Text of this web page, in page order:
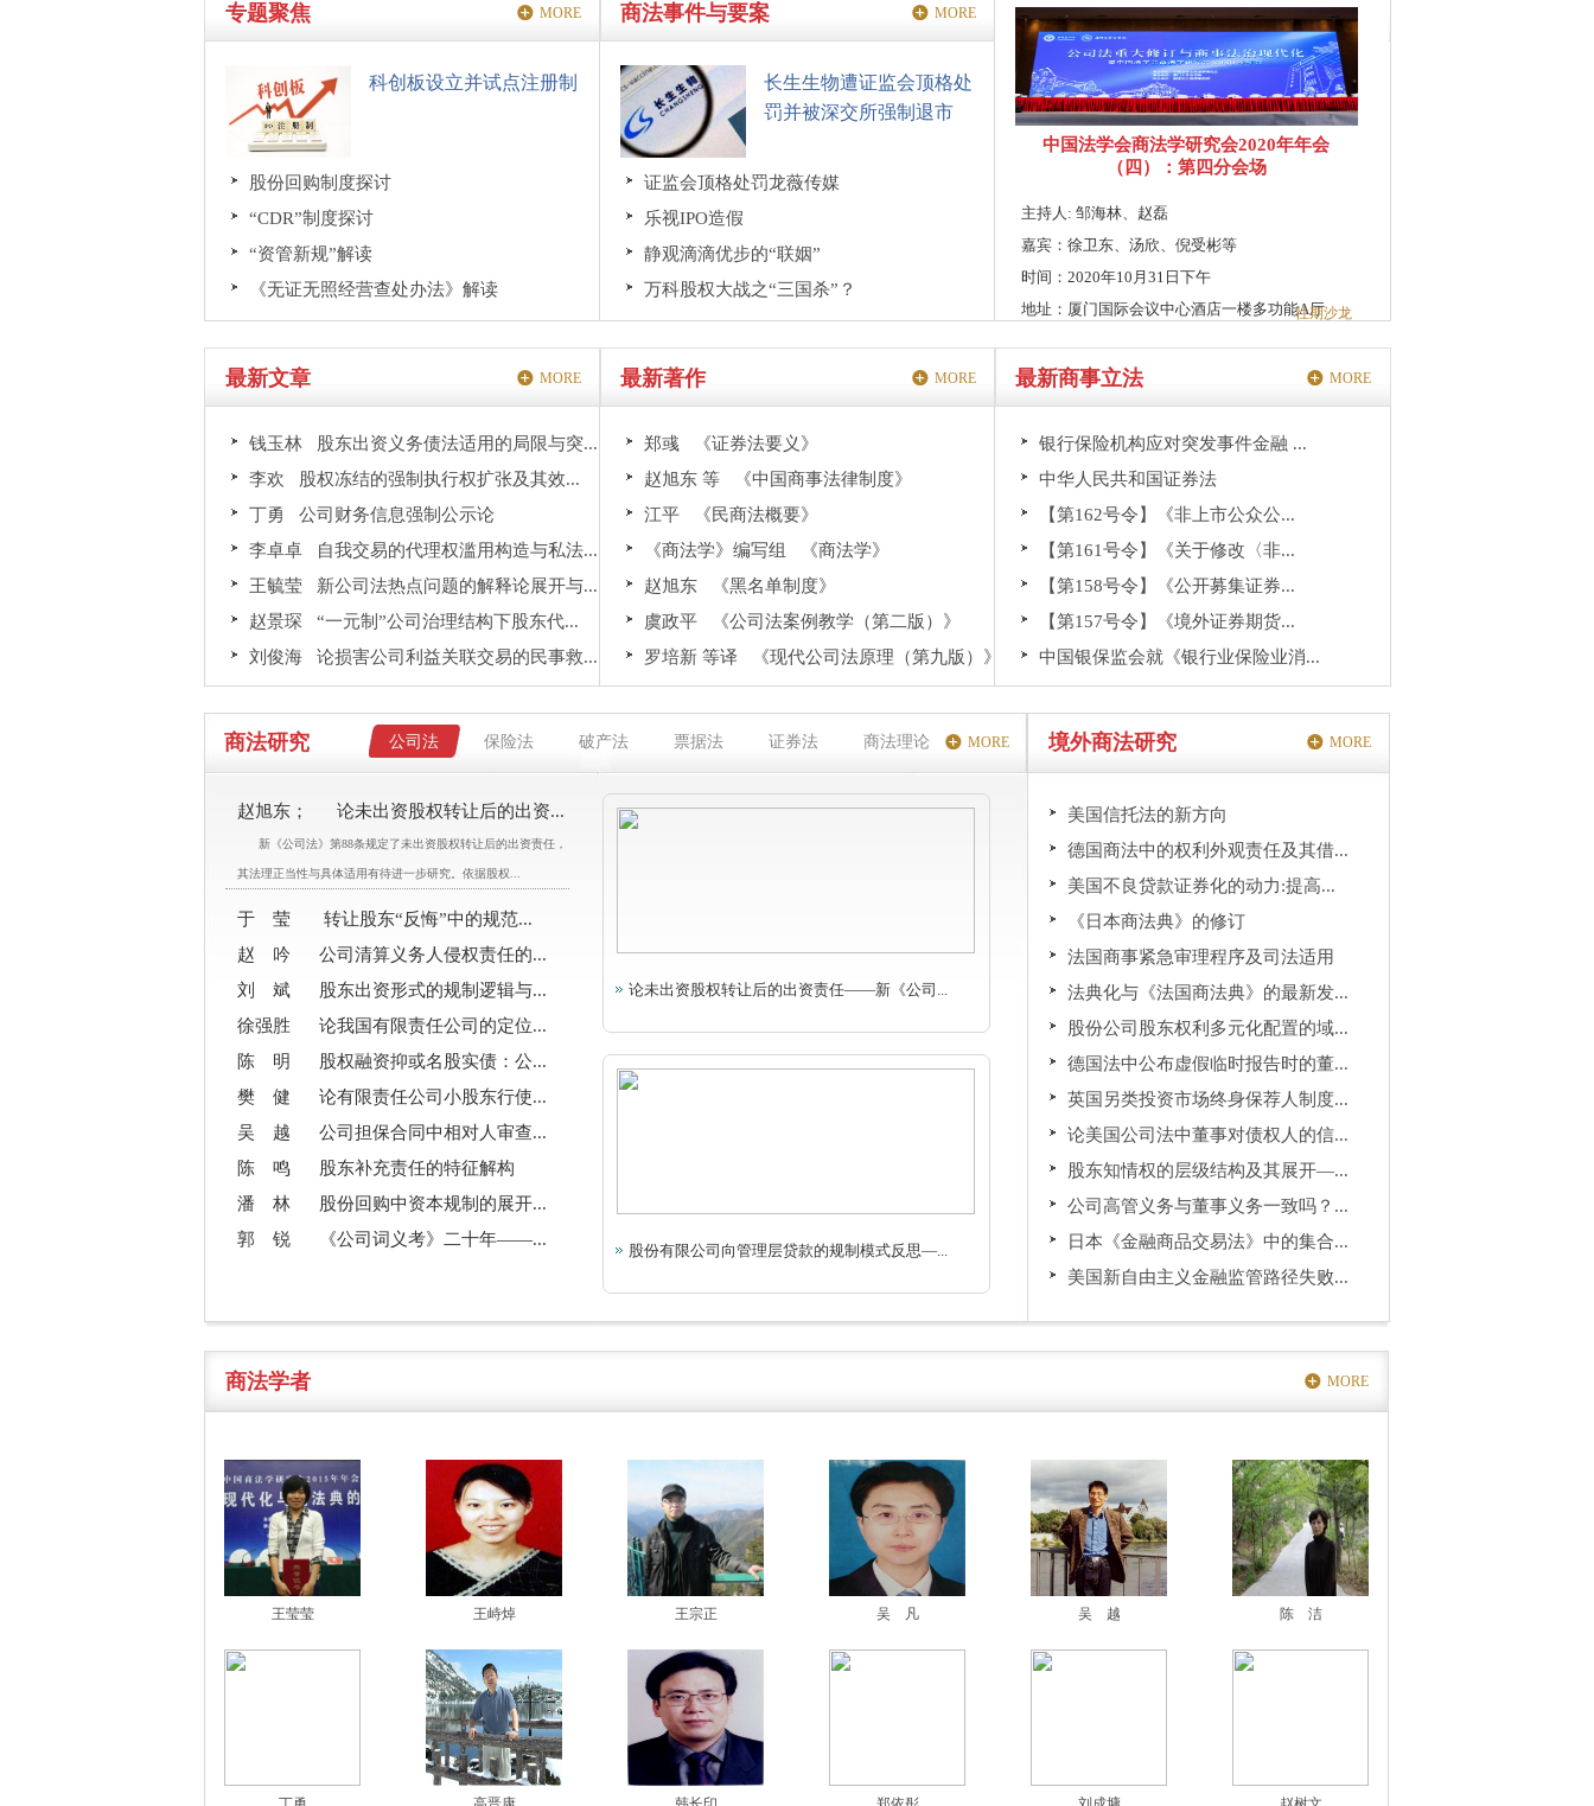
专题聚焦 MORE
科创板设立并试点注册制
股份回购制度探讨
“CDR”制度探讨
“资管新规”解读
《无证无照经营查处办法》解读
商法事件与要案 MORE
长生生物遭证监会顶格处
罚并被深交所强制退市
证监会顶格处罚龙薇传媒
乐视IPO造假
静观滴滴优步的“联姻”
万科股权大战之“三国杀”？
中国法学会商法学研究会2020年年会
（四）：第四分会场
主持人: 邹海林、赵磊
嘉宾：徐卫东、汤欣、倪受彬等
时间：2020年10月31日下午
地址：厦门国际会议中心酒店一楼多功能A厅往期沙龙
最新文章 MORE
钱玉林 股东出资义务债法适用的局限与突...
李欢 股权冻结的强制执行权扩张及其效...
丁勇 公司财务信息强制公示论
李卓卓 自我交易的代理权滥用构造与私法...
王毓莹 新公司法热点问题的解释论展开与...
赵景琛 “一元制”公司治理结构下股东代...
刘俊海 论损害公司利益关联交易的民事救...
最新著作 MORE
郑彧 《证券法要义》
赵旭东 等 《中国商事法律制度》
江平 《民商法概要》
《商法学》编写组 《商法学》
赵旭东 《黑名单制度》
虞政平 《公司法案例教学（第二版）》
罗培新 等译 《现代公司法原理（第九版）》
最新商事立法 MORE
银行保险机构应对突发事件金融 ...
中华人民共和国证券法
【第162号令】《非上市公众公...
【第161号令】《关于修改〈非...
【第158号令】《公开募集证券...
【第157号令】《境外证券期货...
中国银保监会就《银行业保险业消...
商法研究 公司法 保险法 破产法 票据法 证券法 商法理论 MORE
赵旭东； 论未出资股权转让后的出资...
新《公司法》第88条规定了未出资股权转让后的出资责任，
其法理正当性与具体适用有待进一步研究。依据股权...
于 莹 转让股东“反悔”中的规范...
赵 吟 公司清算义务人侵权责任的...
刘 斌 股东出资形式的规制逻辑与...
徐强胜 论我国有限责任公司的定位...
陈 明 股权融资抑或名股实债：公...
樊 健 论有限责任公司小股东行使...
吴 越 公司担保合同中相对人审查...
陈 鸣 股东补充责任的特征解构
潘 林 股份回购中资本规制的展开...
郭 锐 《公司词义考》二十年——...
论未出资股权转让后的出资责任——新《公司...
股份有限公司向管理层贷款的规制模式反思—...
境外商法研究 MORE
美国信托法的新方向
德国商法中的权利外观责任及其借...
美国不良贷款证券化的动力:提高...
《日本商法典》的修订
法国商事紧急审理程序及司法适用
法典化与《法国商法典》的最新发...
股份公司股东权利多元化配置的域...
德国法中公布虚假临时报告时的董...
英国另类投资市场终身保荐人制度...
论美国公司法中董事对债权人的信...
股东知情权的层级结构及其展开—...
公司高管义务与董事义务一致吗？...
日本《金融商品交易法》中的集合...
美国新自由主义金融监管路径失败...
商法学者 MORE
王莹莹 王峙焯 王宗正 吴 凡 吴 越 陈 洁